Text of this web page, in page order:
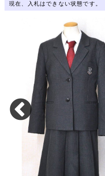
現在、入札はできない状態です。